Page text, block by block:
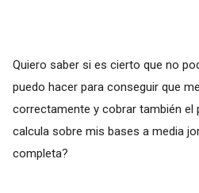
Quiero saber si es cierto que no
puedo hacer para conseguir que
correctamente y cobrar también el
calcula sobre mis bases a media
completa?